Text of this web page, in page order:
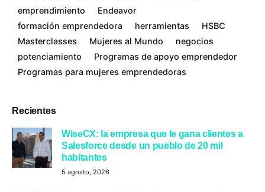
Recientes
WiseCX: la empresa que le gana clientes a
Salesforce desde un pueblo de 20 mil
habitantes
5 agosto, 2026
emprendimiento
Endeavor
formación emprendedora
herramientas
HSBC
Masterclasses
Mujeres al Mundo
negocios
potenciamiento
Programas de apoyo emprendedor
Programas para mujeres emprendedoras